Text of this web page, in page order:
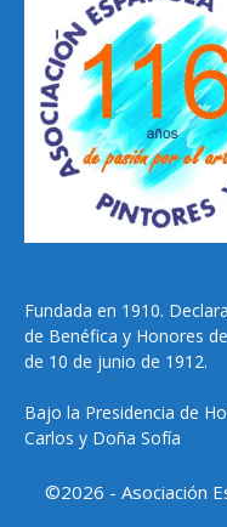
Fundada en 1910.
de Benéfica y Honores
de 10 de junio de 1912.
Bajo la Presidencia de
Carlos y Doña Sofía
©2026 - Asociación